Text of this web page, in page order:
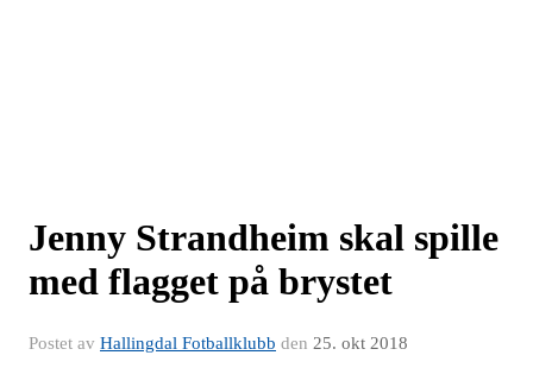
Jenny Strandheim skal spille
med flagget på brystet
Postet av Hallingdal Fotballklubb den 25. okt 2018